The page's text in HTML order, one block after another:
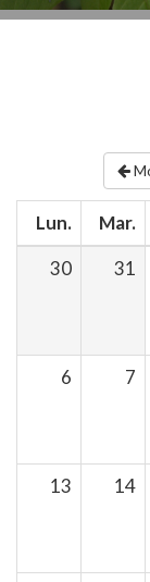
Lun. Mar.
30
31
6 7
13 14